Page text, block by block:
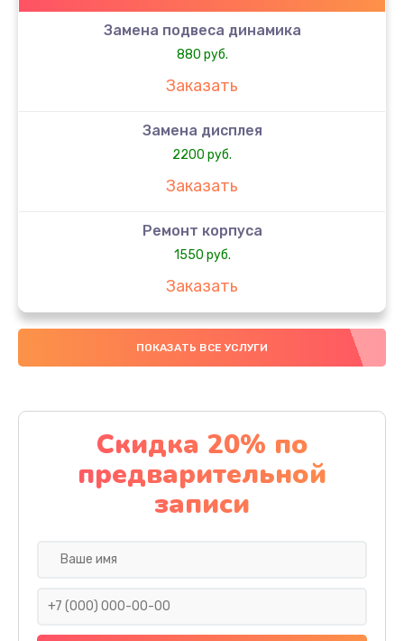
Замена подвеса динамика
880 руб.
Заказать
Замена дисплея
2200 руб.
Заказать
Ремонт корпуса
1550 руб.
Заказать
Настройка
650 руб.
Ремонт кнопки
1200 руб.
Заказать
Замена динамика
ПОКАЗАТЬ ВСЕ УСЛУГИ
Скидка 20% по
предварительной
записи